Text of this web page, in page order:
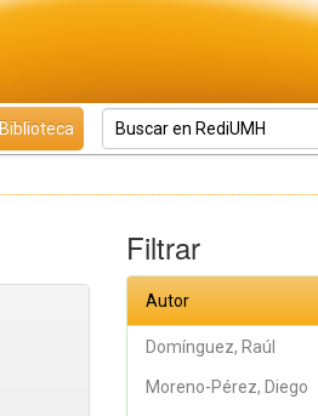
Biblioteca
Filtrar
Autor
Domínguez, Raúl
Moreno-Pérez, Diego